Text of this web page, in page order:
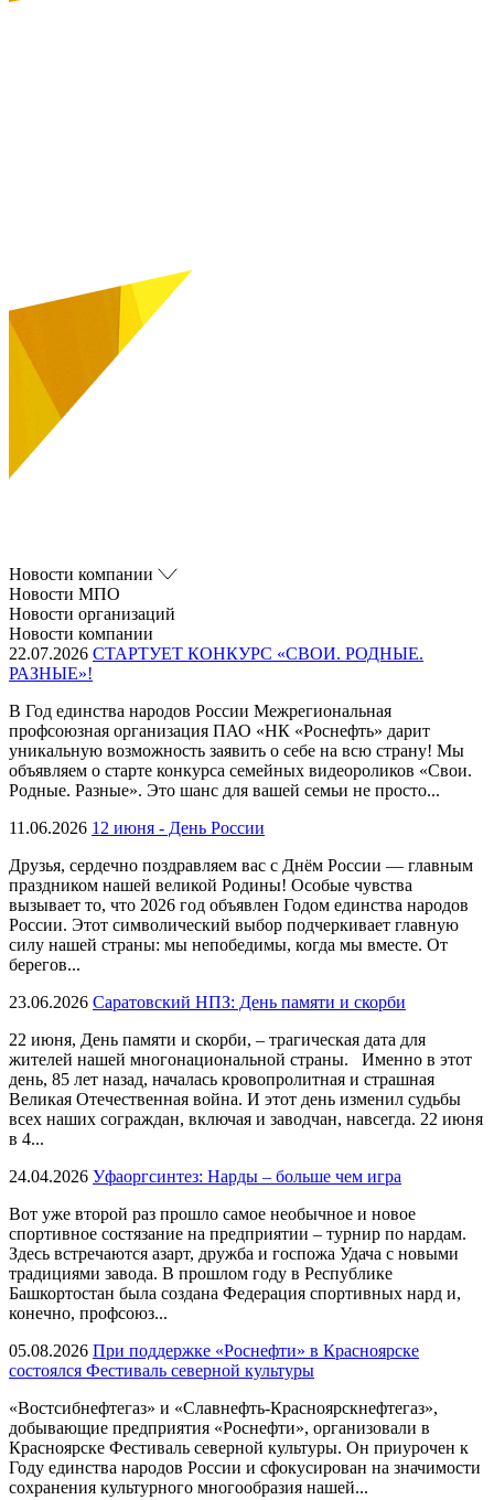
Новости компании
Новости МПО
Новости организаций
Новости компании
22.07.2026 СТАРТУЕТ КОНКУРС «СВОИ. РОДНЫЕ.
РАЗНЫЕ»!
В Год единства народов России Межрегиональная
профсоюзная организация ПАО «НК «Роснефть» дарит
уникальную возможность заявить о себе на всю страну! Мы
объявляем о старте конкурса семейных видеороликов «Свои.
Родные. Разные». Это шанс для вашей семьи не просто...
11.06.2026 12 июня - День России
Друзья, сердечно поздравляем вас с Днём России — главным
праздником нашей великой Родины! Особые чувства
вызывает то, что 2026 год объявлен Годом единства народов
России. Этот символический выбор подчеркивает главную
силу нашей страны: мы непобедимы, когда мы вместе. От
берегов...
23.06.2026 Саратовский НПЗ: День памяти и скорби
22 июня, День памяти и скорби, – трагическая дата для
жителей нашей многонациональной страны. Именно в этот
день, 85 лет назад, началась кровопролитная и страшная
Великая Отечественная война. И этот день изменил судьбы
всех наших сограждан, включая и заводчан, навсегда. 22 июня
в 4...
24.04.2026 Уфаоргсинтез: Нарды – больше чем игра
Вот уже второй раз прошло самое необычное и новое
спортивное состязание на предприятии – турнир по нардам.
Здесь встречаются азарт, дружба и госпожа Удача с новыми
традициями завода. В прошлом году в Республике
Башкортостан была создана Федерация спортивных нард и,
конечно, профсоюз...
05.08.2026 При поддержке «Роснефти» в Красноярске
состоялся Фестиваль северной культуры
«Востсибнефтегаз» и «Славнефть-Красноярскнефтегаз»,
добывающие предприятия «Роснефти», организовали в
Красноярске Фестиваль северной культуры. Он приурочен к
Году единства народов России и сфокусирован на значимости
сохранения культурного многообразия нашей...